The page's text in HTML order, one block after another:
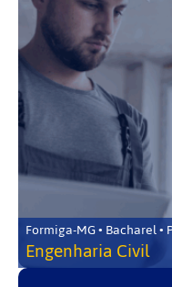
Formiga-MG • Bacharel •
Engenharia Civil